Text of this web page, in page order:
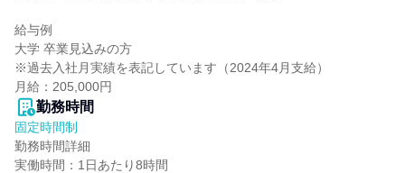
給与例
大学 卒業見込みの方
※過去入社月実績を表記しています（2024年4月支給）
月給：205,000円
勤務時間
固定時間制
勤務時間詳細
実働時間：1日あたり8時間